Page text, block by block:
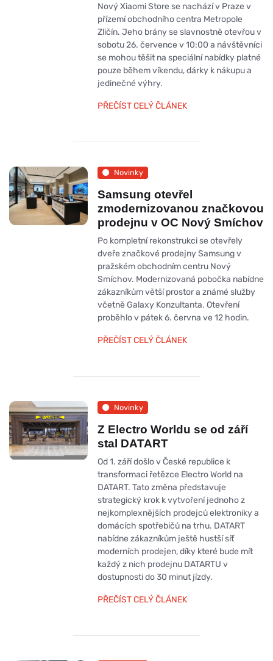
Nový Xiaomi Store se nachází v Praze v
přízemí obchodního centra Metropole
Zličín. Jeho brány se slavnostně otevřou v
sobotu 26. července v 10:00 a návštěvníci
se mohou těšit na speciální nabídky platné
pouze během víkendu, dárky k nákupu a
jedinečné výhry.
PŘEČÍST CELÝ ČLÁNEK
Novinky
Samsung otevřel
zmodernizovanou značkovou
prodejnu v OC Nový Smíchov
Po kompletní rekonstrukci se otevřely
dveře značkové prodejny Samsung v
pražském obchodním centru Nový
Smíchov. Modernizovaná pobočka nabídne
zákazníkům větší prostor a známé služby
včetně Galaxy Konzultanta. Otevření
proběhlo v pátek 6. června ve 12 hodin.
PŘEČÍST CELÝ ČLÁNEK
Novinky
Z Electro Worldu se od září
stal DATART
Od 1. září došlo v České republice k
transformaci řetězce Electro World na
DATART. Tato změna představuje
strategický krok k vytvoření jednoho z
nejkomplexnějších prodejců elektroniky a
domácích spotřebičů na trhu. DATART
nabídne zákazníkům ještě hustší síť
moderních prodejen, díky které bude mít
každý z nich prodejnu DATARTU v
dostupnosti do 30 minut jízdy.
PŘEČÍST CELÝ ČLÁNEK